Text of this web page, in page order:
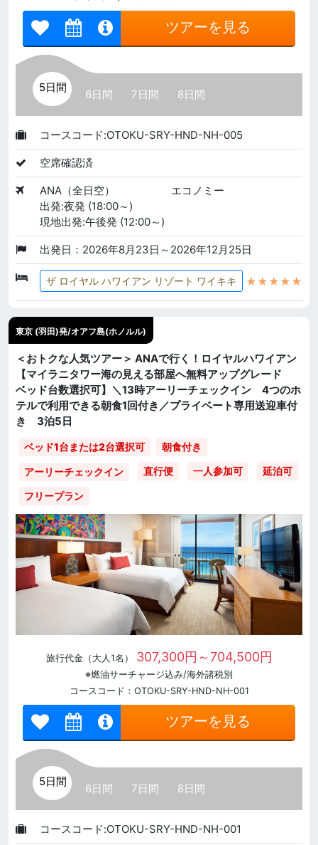
ツアーを見る
5日間
6日間 7日間 8日間
コースコード:OTOKU-SRY-HND-NH-005
空席確認済
ANA（全日空）
エコノミー
出発:夜発 (18:00～)
現地出発:午後発 (12:00～)
出発日：2026年8月23日～2026年12月25日
ザ ロイヤル ハワイアン リゾート ワイキキ ★★★★★
東京 (羽田)発/オアフ島(ホノルル)
＜おトクな人気ツアー＞ ANAで行く！ロイヤルハワイアン
【マイラニタワー海の見える部屋へ無料アップグレード
ベッド台数選択可】＼13時アーリーチェックイン 4つのホ
テルで利用できる朝食1回付き／プライベート専用送迎車付
き 3泊5日
ベッド1台または2台選択可 朝食付き
アーリーチェックイン 直行便 一人参加可 延泊可
フリープラン
旅行代金（大人1名） 307,300円～704,500円
※燃油サーチャージ込み/海外諸税別
コースコード：OTOKU-SRY-HND-NH-001
ツアーを見る
5日間
6日間 7日間 8日間
コースコード:OTOKU-SRY-HND-NH-001